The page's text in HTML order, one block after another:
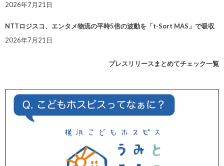
2026年7月21日
NTTロジスコ、エンタメ物流の平時5倍の波動を「t-Sort MAS」で吸収
2026年7月21日
プレスリリースまとめてチェック一覧